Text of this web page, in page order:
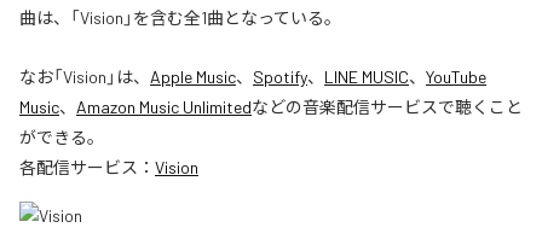
曲は、「Vision」を含む全1曲となっている。
なお「Vision 」は、 Apple Music、 Spotify、 LINE MUSIC、 YouTube
Music、 Amazon Music Unlimitedなどの音楽配信サービスで聴くこと
ができる。
各配信サービス： Vision